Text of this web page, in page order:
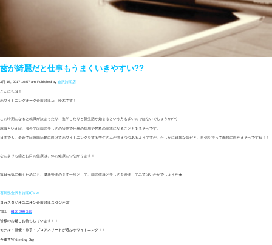
歯が綺麗だと仕事もうまくいきやすい??
3月 15, 2017 10:57 am Published by 金沢諸江店
こんにちは！
ホワイトニングオーグ金沢諸江店 鈴木です！
この時期になると就職が決まったり、進学したりと新生活が始まるという方も多いのではないでしょうか(^^)
就職といえば、海外では歯の美しさの状態で仕事の採用や昇格の基準になることもあるそうです。
日本でも、最近では就職活動に向けてホワイトニングをする学生さんが増えつつあるようですが、たしかに綺麗な歯だと、自信を持って面接に向かえそうですね！！
なによりも歯とお口の健康は、体の健康につながります！
毎日元気に働くためにも、健康管理のまず一歩として、歯の健康と美しさを管理してみてはいかがでしょうか★
石川県金沢市諸江町6-24
ヨガスタジオユニオン金沢諸江スタジオ2F
TEL 0120-399-346
皆様のお越しお待ちしています！！
モデル・俳優・歌手・プロアスリートが選ぶホワイトニング！！
今後共Whitening Org